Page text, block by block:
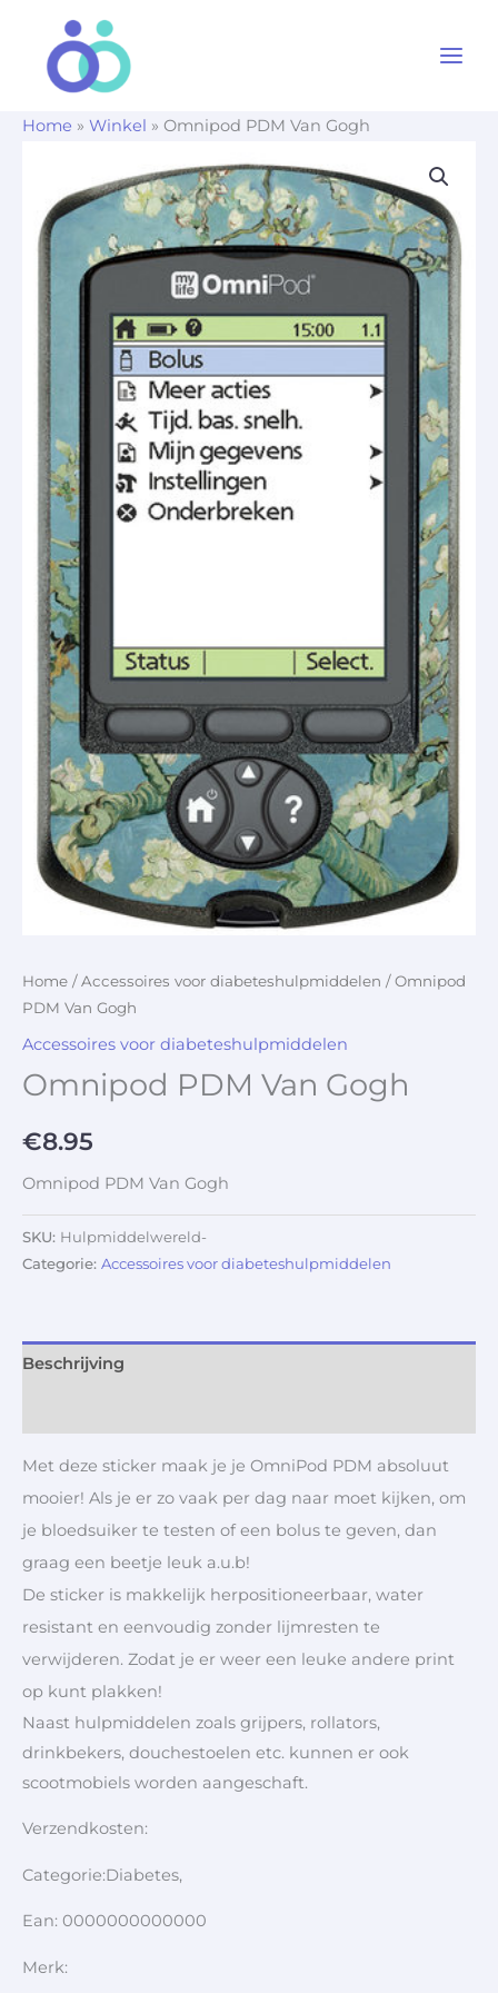
Home » Winkel » Omnipod PDM Van Gogh
Home /Accessoires voor diabeteshulpmiddelen / Omnipod
PDM Van Gogh
Accessoires voor diabeteshulpmiddelen
Omnipod PDM Van Gogh
€8.95
Omnipod PDM Van Gogh
SKU: Hulpmiddelwereld-
Categorie: Accessoires voor diabeteshulpmiddelen
Beschrijving
Met deze sticker maak je je OmniPod PDM absoluut
mooier! Als je er zo vaak per dag naar moet kijken, om
je bloedsuiker te testen of een bolus te geven, dan
graag een beetje leuk a.u.b!
De sticker is makkelijk herpositioneerbaar, water
resistant en eenvoudig zonder lijmresten te
verwijderen. Zodat je er weer een leuke andere print
op kunt plakken!
Naast hulpmiddelen zoals grijpers, rollators,
drinkbekers, douchestoelen etc. kunnen er ook
scootmobiels worden aangeschaft.
Verzendkosten:
Categorie:Diabetes,
Ean: 0000000000000
Merk: